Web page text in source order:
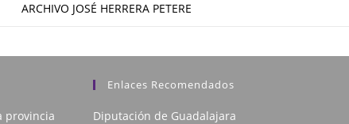
ARCHIVO JOSÉ HERRERA PETERE
provincia
Enlaces Recomendados
Diputación de Guadalajara